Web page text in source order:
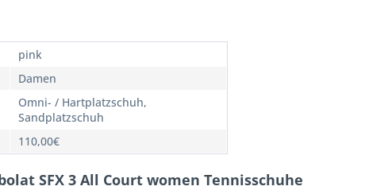
pink
Damen
Omni- / Hartplatzschuh,
Sandplatzschuh
110,00€
SFX 3 All Court women Tennisschuhe